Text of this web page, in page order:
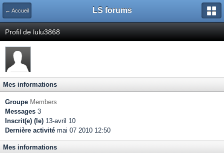
← Accueil LS forums
Profil de lulu3868
Mes informations
Groupe Members
Messages 3
Inscrit(e) (le) 13-avril 10
Dernière activité mai 07 2010 12:50
Mes informations